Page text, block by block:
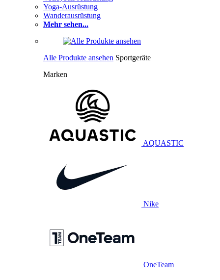
Yoga-Ausrüstung
Wanderausrüstung
Mehr sehen...
Alle Produkte ansehen Sportgeräte
Marken
AQUASTIC
Nike
OneTeam